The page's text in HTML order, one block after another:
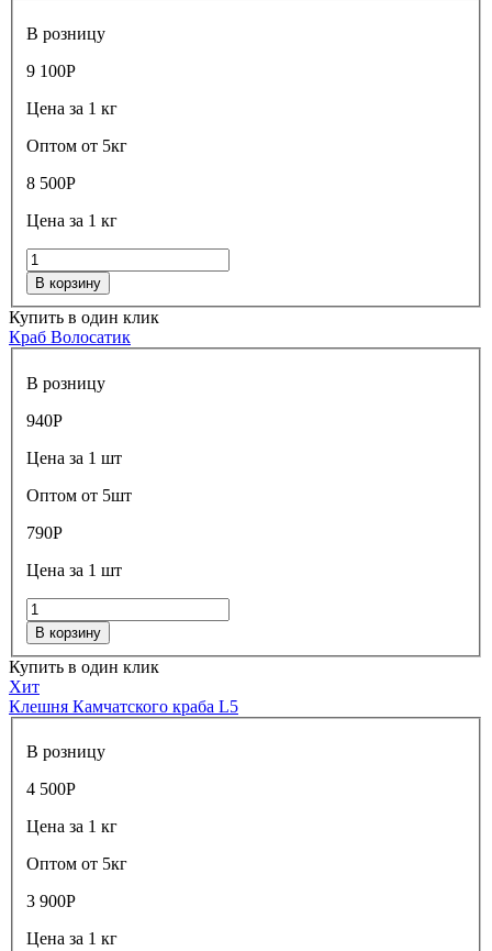
В розницу
9 100Р
Цена за 1 кг
Оптом от 5кг
8 500Р
Цена за 1 кг
В корзину
Купить в один клик
Краб Волосатик
В розницу
940Р
Цена за 1 шт
Оптом от 5шт
790Р
Цена за 1 шт
В корзину
Купить в один клик
Хит
Клешня Камчатского краба L5
В розницу
4 500Р
Цена за 1 кг
Оптом от 5кг
3 900Р
Цена за 1 кг